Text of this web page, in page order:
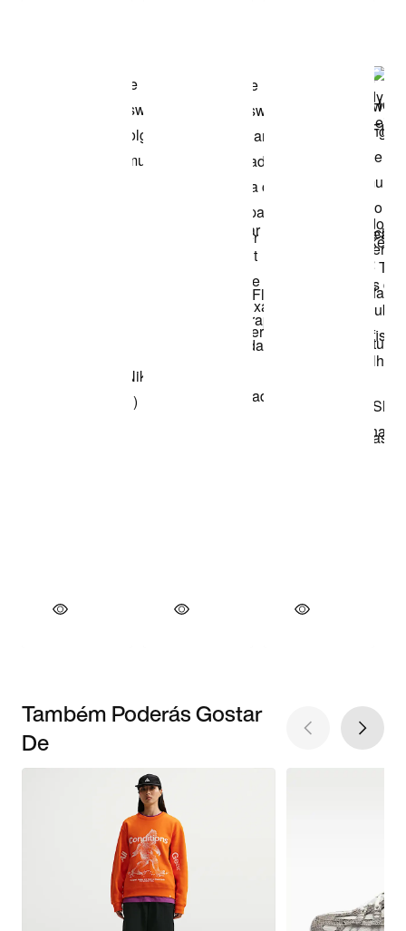
Também Poderás Gostar
De